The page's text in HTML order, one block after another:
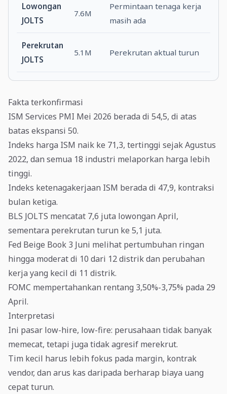
Lowongan
JOLTS
7.6M
Permintaan tenaga kerja
masih ada
Perekrutan
JOLTS
5.1M Perekrutan aktual turun
Fakta terkonfirmasi
ISM Services PMI Mei 2026 berada di 54,5, di atas
batas ekspansi 50.
Indeks harga ISM naik ke 71,3, tertinggi sejak Agustus
2022, dan semua 18 industri melaporkan harga lebih
tinggi.
Indeks ketenagakerjaan ISM berada di 47,9, kontraksi
bulan ketiga.
BLS JOLTS mencatat 7,6 juta lowongan April,
sementara perekrutan turun ke 5,1 juta.
Fed Beige Book 3 Juni melihat pertumbuhan ringan
hingga moderat di 10 dari 12 distrik dan perubahan
kerja yang kecil di 11 distrik.
FOMC mempertahankan rentang 3,50%-3,75% pada 29
April.
Interpretasi
Ini pasar low-hire, low-fire: perusahaan tidak banyak
memecat, tetapi juga tidak agresif merekrut.
Tim kecil harus lebih fokus pada margin, kontrak
vendor, dan arus kas daripada berharap biaya uang
cepat turun.